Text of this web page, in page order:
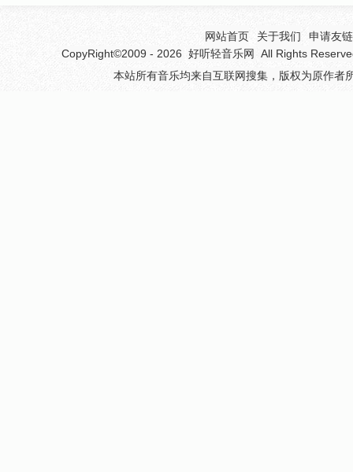
网站首页 关于我们
申请友
CopyRight©2009 - 2026 好听轻音乐网
All Rights
本站所有音乐均来自互联网搜集，版权为原作者